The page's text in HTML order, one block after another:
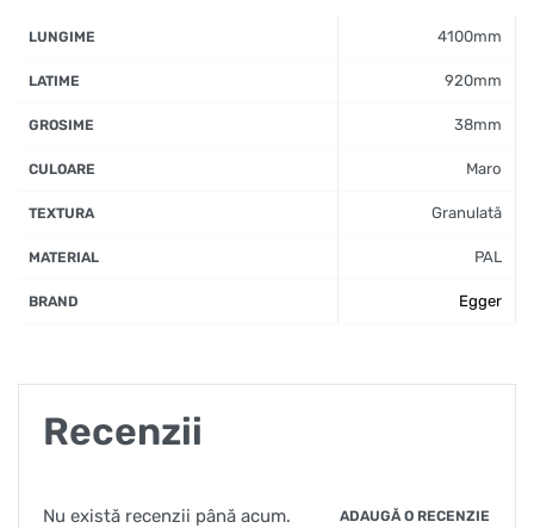
LUNGIME 4100mm
LATIME 920mm
GROSIME 38mm
CULOARE Maro
TEXTURA Granulată
MATERIAL PAL
BRAND Egger
Recenzii
Nu există recenzii până acum. ADAUGĂ O RECENZIE